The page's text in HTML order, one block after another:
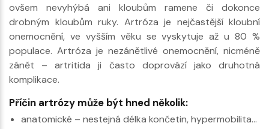
ovšem nevyhýbá ani kloubům ramene či dokonce
drobným kloubům ruky. Artróza je nejčastější kloubní
onemocnění, ve vyšším věku se vyskytuje až u 80 %
populace. Artróza je nezánětlivé onemocnění, nicméně
zánět – artritida ji často doprovází jako druhotná
komplikace.
Příčin artrózy může být hned několik:
anatomické – nestejná délka končetin, hypermobilita…